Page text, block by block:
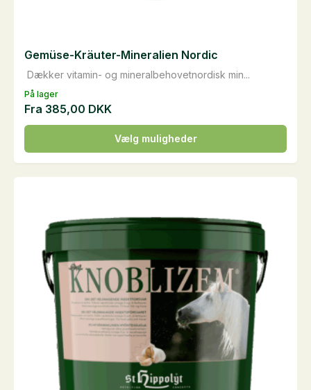
På lager
Dækker vitamin- og mineralbehovetnordisk min...
Gemüse-Kräuter-Mineralien Nordic
Fra 385,00 DKK
Vælg muligheder
Dette
vare
har
Mulighederne
vælges
varesiden